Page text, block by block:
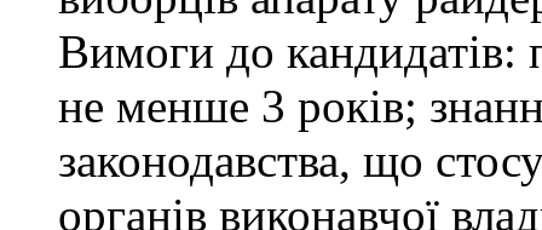
Вимоги до кандидатів:
не менше 3 років;
законодавства, що
органів виконавчої